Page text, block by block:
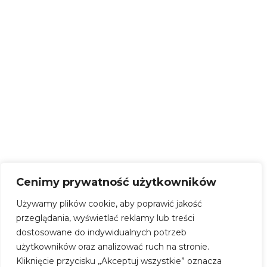
Cenimy prywatność użytkowników
Używamy plików cookie, aby poprawić jakość
przeglądania, wyświetlać reklamy lub treści
dostosowane do indywidualnych potrzeb
użytkowników oraz analizować ruch na stronie.
Kliknięcie przycisku „Akceptuj wszystkie” oznacza